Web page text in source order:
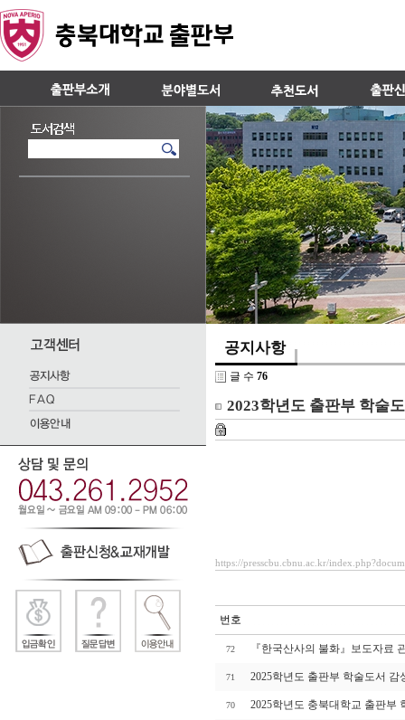
공지사항
글 수 76
2023학년도 출판부 학술
https://presscbu.cbnu.ac.kr/
번호
72 『한국산사의 불화』보도자료
71 2025학년도 출판부 학술도서 감
70 2025학년도 충북대학교 출판부